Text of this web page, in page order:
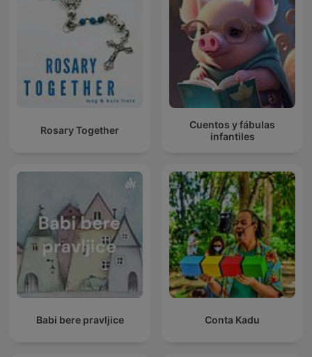
Rosary Together
Cuentos y fábulas
infantiles
Babi bere pravljice Conta Kadu